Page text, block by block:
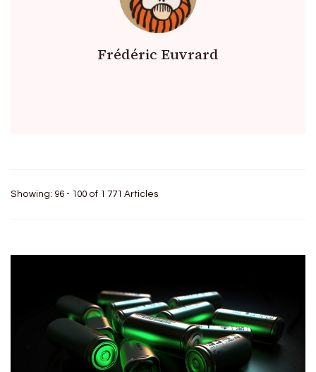
Frédéric Euvrard
Showing: 96 - 100 of 1 771 Articles